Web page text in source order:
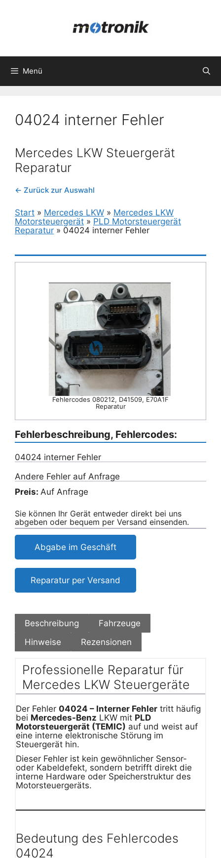
Menü
04024 interner Fehler
Mercedes LKW Steuergerät
Reparatur
← Zurück zur Auswahl
Start » Mercedes LKW » Mercedes LKW
Motorsteuergerät » PLD Motorsteuergerät
Reparatur » 04024 interner Fehler
Fehlercodes 080212, D41509, E70A1F
Reparatur
Fehlerbeschreibung, Fehlercodes:
04024 interner Fehler
Andere Fehler auf Anfrage
Preis: Auf Anfrage
Sie können Ihr Gerät entweder direkt bei uns
abgeben oder bequem per Versand einsenden.
Abgabe im Geschäft
Reparatur per Versand
Beschreibung
Fahrzeuge
Hinweise
Rezensionen
Professionelle Reparatur für
Mercedes LKW Steuergeräte
Der Fehler 04024 – Interner Fehler tritt häufig
bei Mercedes-Benz LKW mit PLD
Motorsteuergerät (TEMIC) auf und weist auf
eine interne elektronische Störung im
Steuergerät hin.
Dieser Fehler ist kein gewöhnlicher Sensor-
oder Kabeldefekt, sondern betrifft direkt die
interne Hardware oder Speicherstruktur des
Motorsteuergeräts.
Bedeutung des Fehlercodes
04024